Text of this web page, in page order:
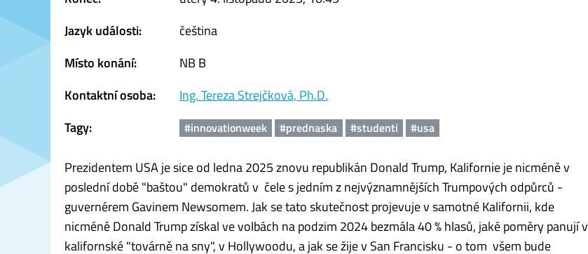
Jazyk události:
čeština
Místo konání:
NB B
Kontaktní osoba:
Ing. Tereza Strejčková, Ph.D.
Tagy:
#innovationweek #prednaska #studenti #usa
Prezidentem USA je sice od ledna 2025 znovu republikán Donald Trump, Kalifornie je nicméně v
poslední době "baštou" demokratů v čele s jedním z nejvýznamnějších Trumpových odpůrců -
guvernérem Gavinem Newsomem. Jak se tato skutečnost projevuje v samotné Kalifornii, kde
nicméně Donald Trump získal ve volbách na podzim 2024 bezmála 40 % hlasů, jaké poměry panují v
kalifornské "továrně na sny", v Hollywoodu, a jak se žije v San Francisku - o tom všem bude